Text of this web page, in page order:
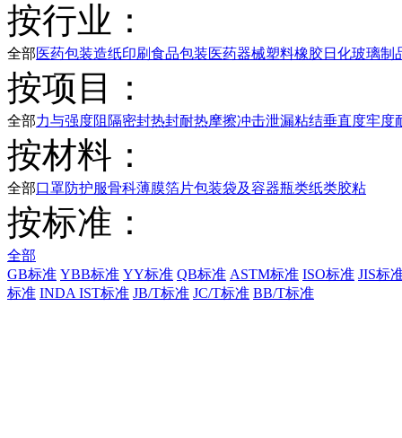
按行业：
全部医药包装造纸印刷食品包装医药器械塑料橡胶日化玻璃制
按项目：
全部力与强度阻隔密封热封耐热摩擦冲击泄漏粘结垂直度牢度
按材料：
全部口罩防护服骨科薄膜箔片包装袋及容器瓶类纸类胶粘
按标准：
全部
GB标准 YBB标准 YY标准 QB标准 ASTM标准 ISO标准 JIS标
标准 INDA IST标准 JB/T标准 JC/T标准 BB/T标准